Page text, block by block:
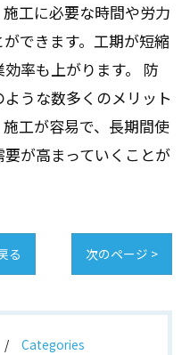
工に必要な時間や労力
できます。工期が短縮
率も上がります。 防
うな数多くのメリット
工が容易で、長期間使
が高まっていくことが
る 次のページ >
Categories